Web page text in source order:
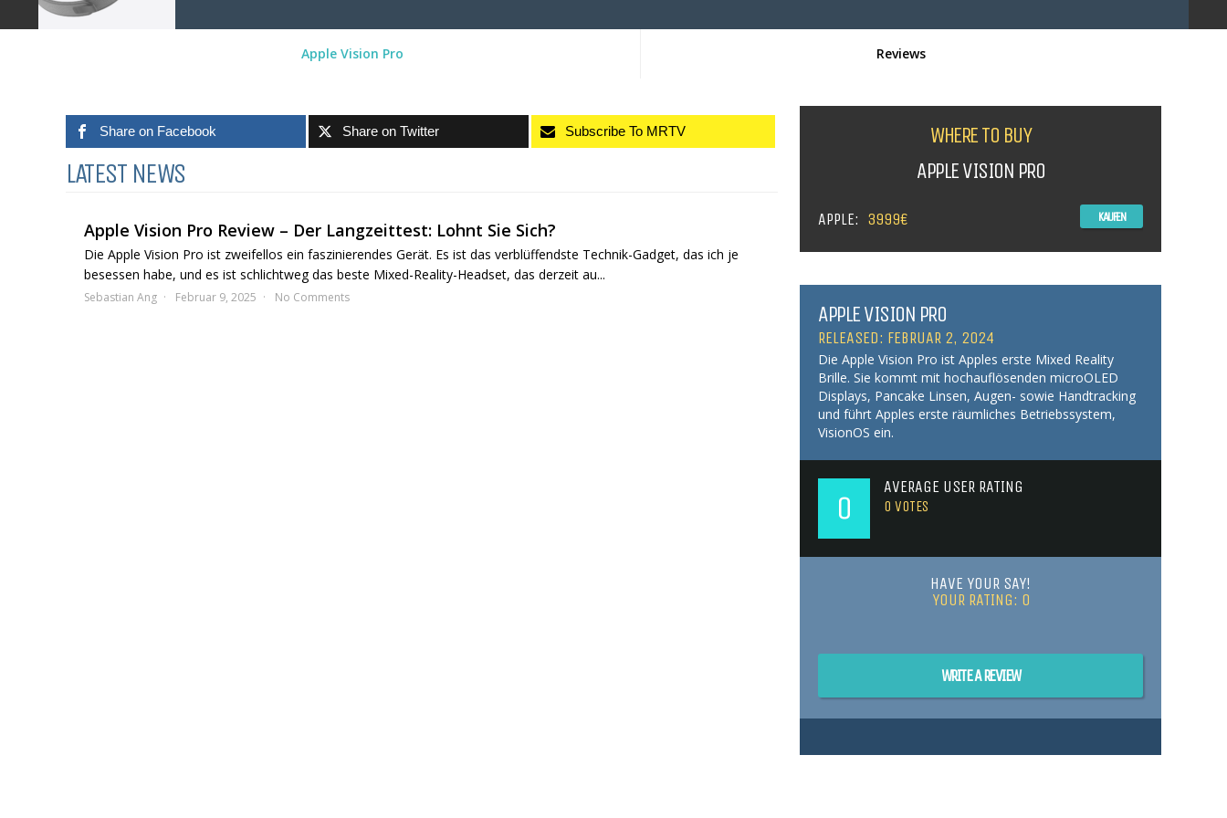
Apple Vision Pro Reviews
Share on Facebook Share on Twitter Subscribe To MRTV
LATEST NEWS
Apple Vision Pro Review – Der Langzeittest: Lohnt Sie Sich?
Die Apple Vision Pro ist zweifellos ein faszinierendes Gerät. Es ist das verblüffendste Technik-Gadget, das ich je
besessen habe, und es ist schlichtweg das beste Mixed-Reality-Headset, das derzeit au...
Sebastian Ang Februar 9, 2025 No Comments
WHERE TO BUY
APPLE VISION PRO
APPLE: 3999€ KAUFEN
APPLE VISION PRO
RELEASED: FEBRUAR 2, 2024
Die Apple Vision Pro ist Apples erste Mixed Reality
Brille. Sie kommt mit hochauflösenden microOLED
Displays, Pancake Linsen, Augen- sowie Handtracking
und führt Apples erste räumliches Betriebssystem,
VisionOS ein.
0
AVERAGE USER RATING
0 VOTES
HAVE YOUR SAY!
YOUR RATING: 0
WRITE A REVIEW